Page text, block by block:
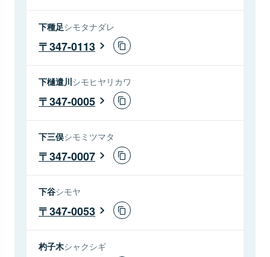
下種足シモタナダレ
347-0113
下樋遣川シモヒヤリカワ
347-0005
下三俣シモミツマタ
347-0007
下谷シモヤ
347-0053
杓子木シャクシギ